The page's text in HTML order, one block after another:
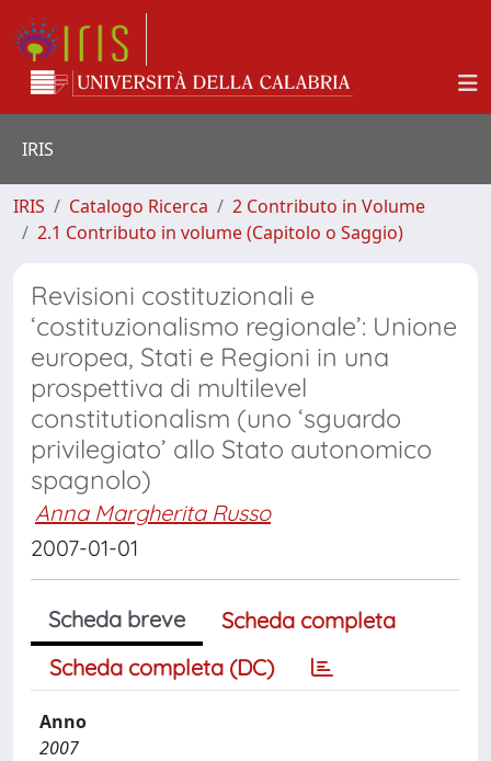
IRIS
IRIS Catalogo Ricerca
2 Contributo in Volume
2.1 Contributo in volume (Capitolo o Saggio)
Revisioni costituzionali e
‘costituzionalismo regionale’: Unione
europea, Stati e Regioni in una
prospettiva di multilevel
constitutionalism (uno ‘sguardo
privilegiato’ allo Stato autonomico
spagnolo)
Anna Margherita Russo
2007-01-01
Scheda breve
Scheda completa
Scheda completa (DC)
Anno
2007